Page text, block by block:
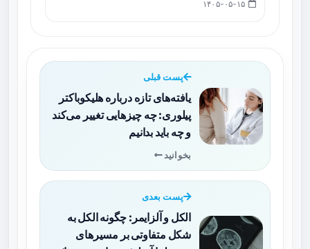
پست قبلی
یافته‌های تازه درباره هلیکوباکتر
پیلوری: چه چیزهایی تغییر می‌کند
و چه باید بدانیم
بخوانید
پست بعدی
الکل و آلزایمر: چگونه الکل به
شکل متفاوتی بر مسیرهای